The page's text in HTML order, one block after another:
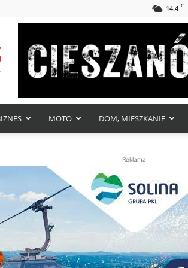
14.4 C
MOTO DOM, MIESZKANIE
Reklama